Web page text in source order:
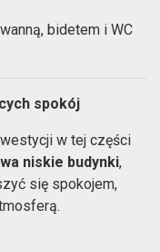
bidetem i WC
spokój
w tej części
niskie budynki,
się spokojem,